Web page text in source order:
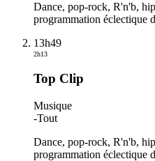
Dance, pop-rock, R'n'b,
programmation éclectique
13h49
2h13
Top Clip
Musique
-Tout
Dance, pop-rock, R'n'b,
programmation éclectique